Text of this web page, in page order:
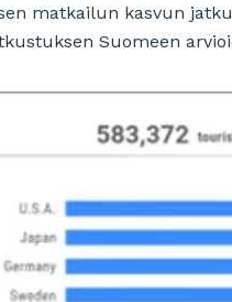
matkailun kasvun
Suomeen